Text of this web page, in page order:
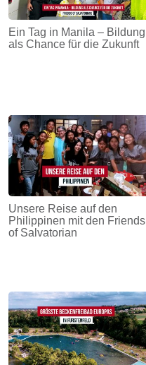
Ein Tag in Manila – Bildung
als Chance für die Zukunft
Unsere Reise auf den
Philippinen mit den Friends
of Salvatorian